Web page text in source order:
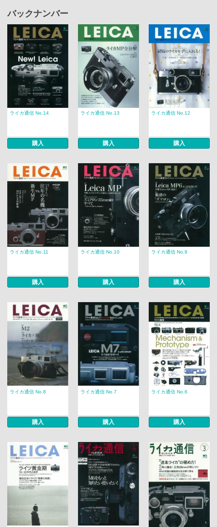
バックナンバー
ライカ通信 No.14
購入
ライカ通信 No.13
購入
ライカ通信 No.12
購入
ライカ通信 No.11
購入
ライカ通信 No.10
購入
ライカ通信 No.9
購入
ライカ通信 No.8
購入
ライカ通信 No.7
購入
ライカ通信 No.6
購入